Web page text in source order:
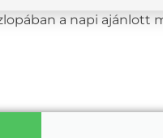
a napi ajánlott